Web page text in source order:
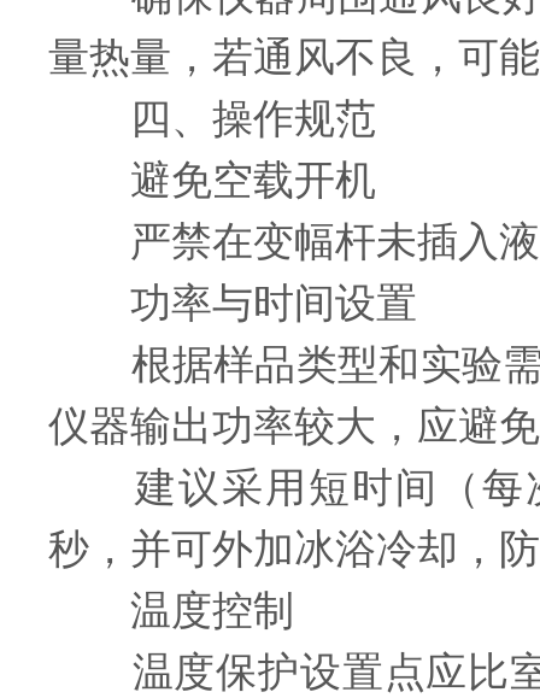
量热量，若通风不良，可
四、操作规范
避免空载开机
严禁在变幅杆未插入液
功率与时间设置
根据样品类型和实验需
仪器输出功率较大，应避
建议采用短时间（每
秒，并可外加冰浴冷却，
温度控制
温度保护设置点应比室